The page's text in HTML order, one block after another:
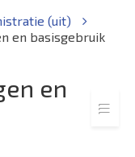
(uit)
en basisgebruik
en